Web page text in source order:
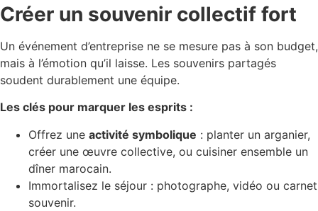
Créer un souvenir collectif fort
Un événement d’entreprise ne se mesure pas à son budget,
mais à l’émotion qu’il laisse. Les souvenirs partagés
soudent durablement une équipe.
Les clés pour marquer les esprits :
Offrez une activité symbolique : planter un arganier,
créer une œuvre collective, ou cuisiner ensemble un
dîner marocain.
Immortalisez le séjour : photographe, vidéo ou carnet
souvenir.